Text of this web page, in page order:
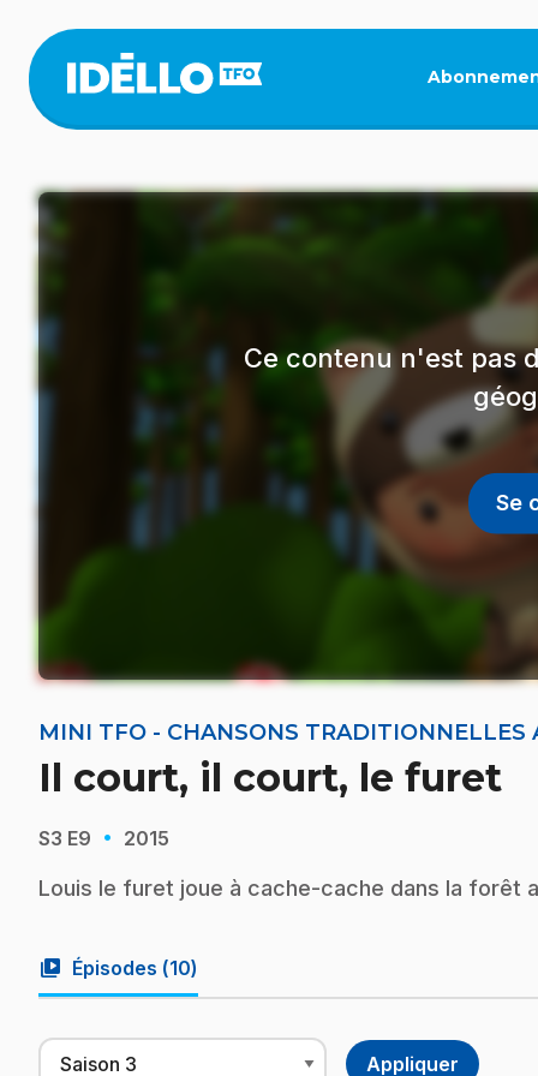
contenu
principal
Ce contenu n'est pas
Se
MINI TFO - CHANSONS TRADITIONNELLES
Il court, il court, le furet
S3 E9 · 2015
Louis le furet joue à cache-cache dans la forêt
video_library Épisodes (10)